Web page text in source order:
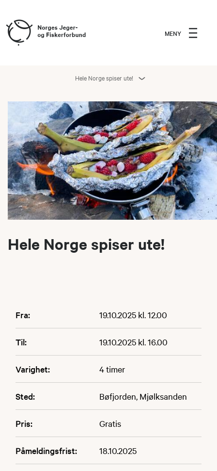
MENY
Hele Norge spiser ute!
Hele Norge spiser ute!
Fra: 19.10.2025 kl. 12.00
Til: 19.10.2025 kl. 16.00
Varighet: 4 timer
Sted: Bøfjorden, Mjølksanden
Pris: Gratis
Påmeldingsfrist: 18.10.2025